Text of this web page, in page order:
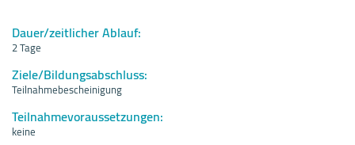
Dauer/zeitlicher Ablauf:
2 Tage
Ziele/Bildungsabschluss:
Teilnahmebescheinigung
Teilnahmevoraussetzungen:
keine